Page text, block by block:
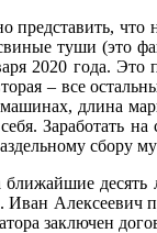
представить,
туши (это
2020 года.
– все
длина
Заработать
сбору
десять
Алексеевич
заключен